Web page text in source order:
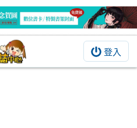
登入